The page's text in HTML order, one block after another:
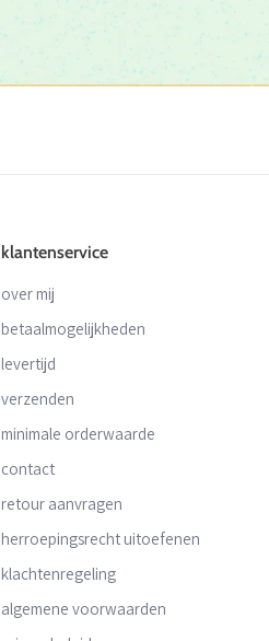
klantenservice
over mij
betaalmogelijkheden
levertijd
verzenden
minimale orderwaarde
contact
retour aanvragen
herroepingsrecht uitoefenen
klachtenregeling
algemene voorwaarden